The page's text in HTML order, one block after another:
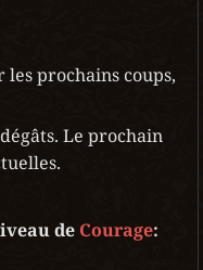
les prochains coups,
Le prochain
de Courage